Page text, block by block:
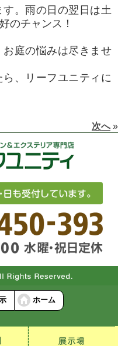
。雨の日の翌日は土
のチャンス！
庭の悩みは尽きませ
、リーフユニティに
次へ»
ホーム